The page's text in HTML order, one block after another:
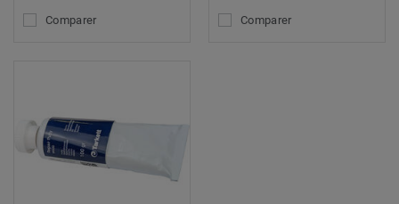
Comparer Comparer